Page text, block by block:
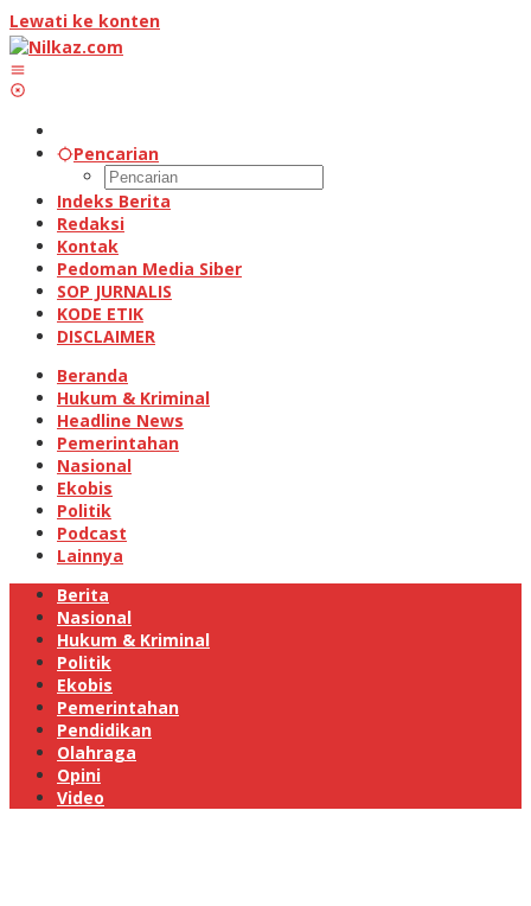
Lewati ke konten
Pencarian
Indeks Berita
Redaksi
Kontak
Pedoman Media Siber
SOP JURNALIS
KODE ETIK
DISCLAIMER
Beranda
Hukum & Kriminal
Headline News
Pemerintahan
Nasional
Ekobis
Politik
Podcast
Lainnya
Berita
Nasional
Hukum & Kriminal
Politik
Ekobis
Pemerintahan
Pendidikan
Olahraga
Opini
Video